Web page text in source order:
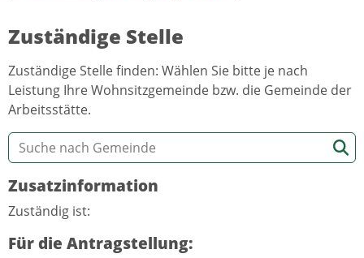
Zuständige Stelle
Zuständige Stelle finden: Wählen Sie bitte je nach
Leistung Ihre Wohnsitzgemeinde bzw. die Gemeinde der
Arbeitsstätte.
Zusatzinformation
Zuständig ist:
Für die Antragstellung: